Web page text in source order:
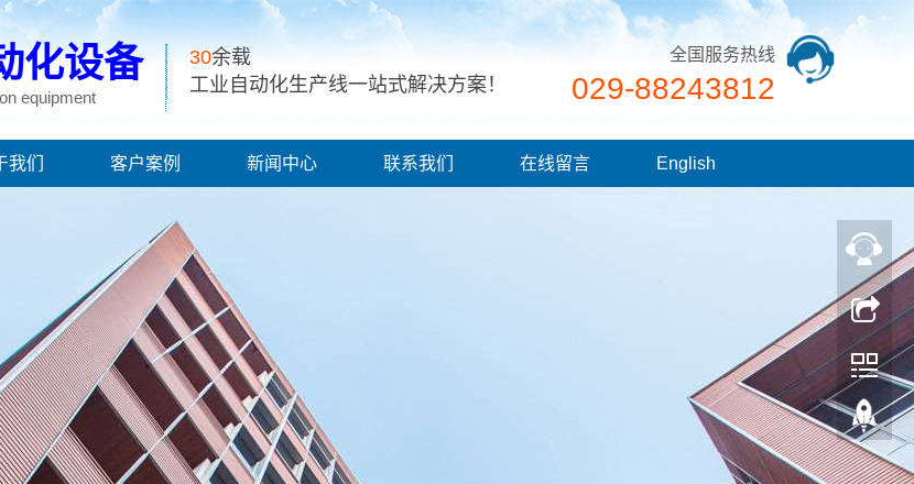
化设备
equipment
30余载
工业自动化生产线一站式解决方案！
全国服务热线
029-88243812
我们 客户案例 新闻中心 联系我们 在线留言 English